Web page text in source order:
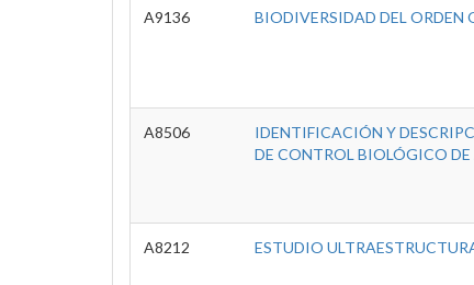
A9136 BIODIVERSIDAD DEL ORDEN
A8506
IDENTIFICACIÓN Y
DE CONTROL BIOLÓGICO DE
A8212 ESTUDIO